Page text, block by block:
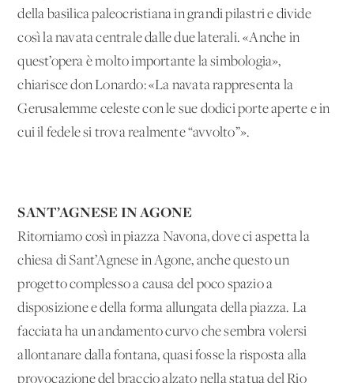
della basilica paleocristiana in grandi pilastri e divide
così la navata centrale dalle due laterali. «Anche in
quest’opera è molto importante la simbologia»,
chiarisce don Lonardo: «La navata rappresenta la
Gerusalemme celeste con le sue dodici porte aperte e in
cui il fedele si trova realmente “avvolto”».
SANT’AGNESE IN AGONE
Ritorniamo così in piazza Navona, dove ci aspetta la
chiesa di Sant’Agnese in Agone, anche questo un
progetto complesso a causa del poco spazio a
disposizione e della forma allungata della piazza. La
facciata ha un andamento curvo che sembra volersi
allontanare dalla fontana, quasi fosse la risposta alla
provocazione del braccio alzato nella statua del Rio